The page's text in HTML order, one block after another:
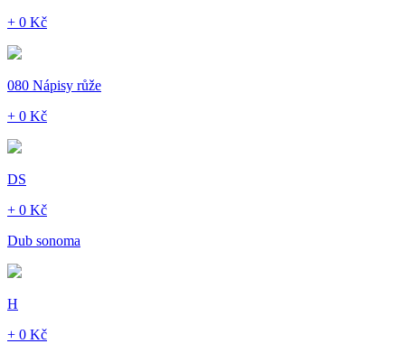
+ 0 Kč
080 Nápisy růže
+ 0 Kč
DS
+ 0 Kč
Dub sonoma
H
+ 0 Kč